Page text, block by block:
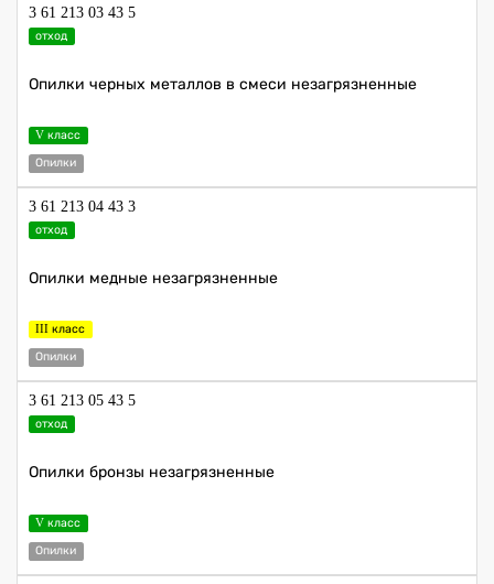
3 61 213 03 43 5
отход
Опилки черных металлов в смеси незагрязненные
V класс
Опилки
3 61 213 04 43 3
отход
Опилки медные незагрязненные
III класс
Опилки
3 61 213 05 43 5
отход
Опилки бронзы незагрязненные
V класс
Опилки